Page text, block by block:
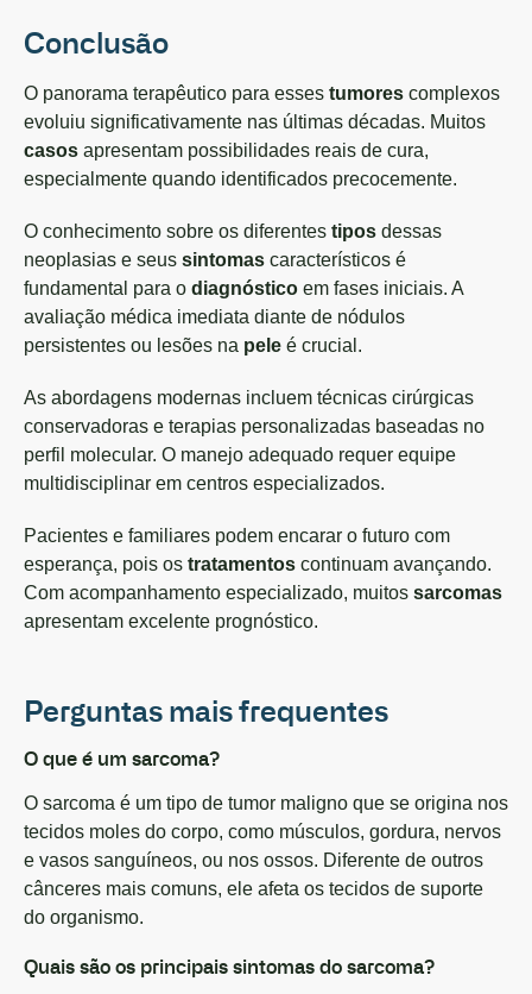
Conclusão
O panorama terapêutico para esses tumores complexos
evoluiu significativamente nas últimas décadas. Muitos
casos apresentam possibilidades reais de cura,
especialmente quando identificados precocemente.
O conhecimento sobre os diferentes tipos dessas
neoplasias e seus sintomas característicos é
fundamental para o diagnóstico em fases iniciais. A
avaliação médica imediata diante de nódulos
persistentes ou lesões na pele é crucial.
As abordagens modernas incluem técnicas cirúrgicas
conservadoras e terapias personalizadas baseadas no
perfil molecular. O manejo adequado requer equipe
multidisciplinar em centros especializados.
Pacientes e familiares podem encarar o futuro com
esperança, pois os tratamentos continuam avançando.
Com acompanhamento especializado, muitos sarcomas
apresentam excelente prognóstico.
Perguntas mais frequentes
O que é um sarcoma?
O sarcoma é um tipo de tumor maligno que se origina nos
tecidos moles do corpo, como músculos, gordura, nervos
e vasos sanguíneos, ou nos ossos. Diferente de outros
cânceres mais comuns, ele afeta os tecidos de suporte
do organismo.
Quais são os principais sintomas do sarcoma?